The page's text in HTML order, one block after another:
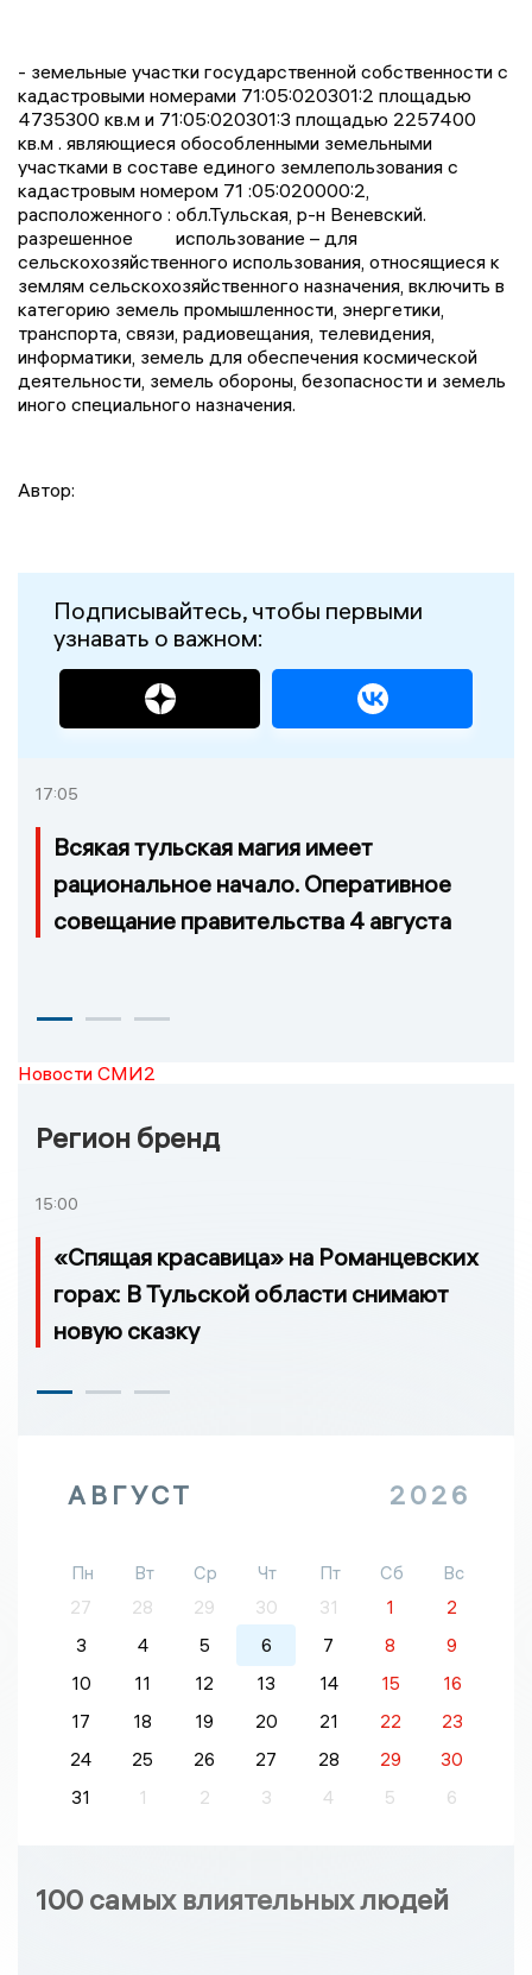
- земельные участки государственной собственности с
кадастровыми номерами 71:05:020301:2 площадью
4735300 кв.м и 71:05:020301:3 площадью 2257400
кв.м . являющиеся обособленными земельными
участками в составе единого землепользования с
кадастровым номером 71 :05:020000:2,
расположенного : обл.Тульская, р-н Веневский.
разрешенное использование – для
сельскохозяйственного использования, относящиеся к
землям сельскохозяйственного назначения, включить в
категорию земель промышленности, энергетики,
транспорта, связи, радиовещания, телевидения,
информатики, земель для обеспечения космической
деятельности, земель обороны, безопасности и земель
иного специального назначения.
Автор:
Подписывайтесь, чтобы первыми
узнавать о важном:
17:05
Всякая тульская магия имеет
рациональное начало. Оперативное
совещание правительства 4 августа
Новости СМИ2
Регион бренд
15:00
«Спящая красавица» на Романцевских
горах: В Тульской области снимают
новую сказку
АВГУСТ 2026
Пн Вт Ср Чт Пт Сб
Вс
27
28 29 30 31 1
2
3
4 5 6 7 8
9
10
11 12 13 14 15
16
17
18 19 20 21 22
23
24
25 26 27 28 29
30
31
1 2 3 4 5 6
100 самых влиятельных людей